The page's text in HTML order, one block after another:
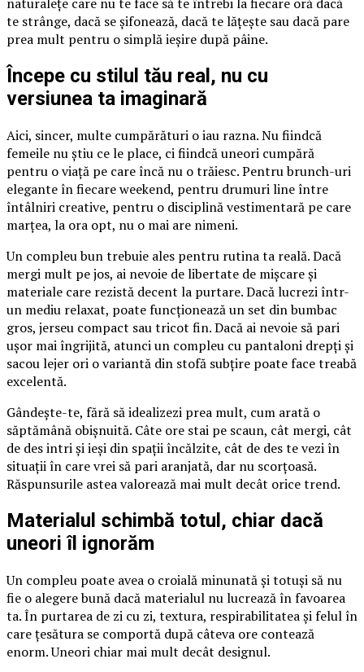
te strânge, dacă se șifonează, dacă te lățește sau dacă pare
prea mult pentru o simplă ieșire după pâine.
Începe cu stilul tău real, nu cu
versiunea ta imaginară
Aici, sincer, multe cumpărături o iau razna. Nu fiindcă
femeile nu știu ce le place, ci fiindcă uneori cumpără
pentru o viață pe care încă nu o trăiesc. Pentru brunch-uri
elegante în fiecare weekend, pentru drumuri line între
întâlniri creative, pentru o disciplină vestimentară pe care
marțea, la ora opt, nu o mai are nimeni.
Un compleu bun trebuie ales pentru rutina ta reală. Dacă
mergi mult pe jos, ai nevoie de libertate de mișcare și
materiale care rezistă decent la purtare. Dacă lucrezi într-
un mediu relaxat, poate funcționează un set din bumbac
gros, jerseu compact sau tricot fin. Dacă ai nevoie să pari
ușor mai îngrijită, atunci un compleu cu pantaloni drepți și
sacou lejer ori o variantă din stofă subțire poate face treabă
excelentă.
Gândește-te, fără să idealizezi prea mult, cum arată o
săptămână obișnuită. Câte ore stai pe scaun, cât mergi, cât
de des intri și ieși din spații încălzite, cât de des te vezi în
situații în care vrei să pari aranjată, dar nu scorțoasă.
Răspunsurile astea valorează mai mult decât orice trend.
Materialul schimbă totul, chiar dacă
uneori îl ignorăm
Un compleu poate avea o croială minunată și totuși să nu
fie o alegere bună dacă materialul nu lucrează în favoarea
ta. În purtarea de zi cu zi, textura, respirabilitatea și felul în
care țesătura se comportă după câteva ore contează
enorm. Uneori chiar mai mult decât designul.